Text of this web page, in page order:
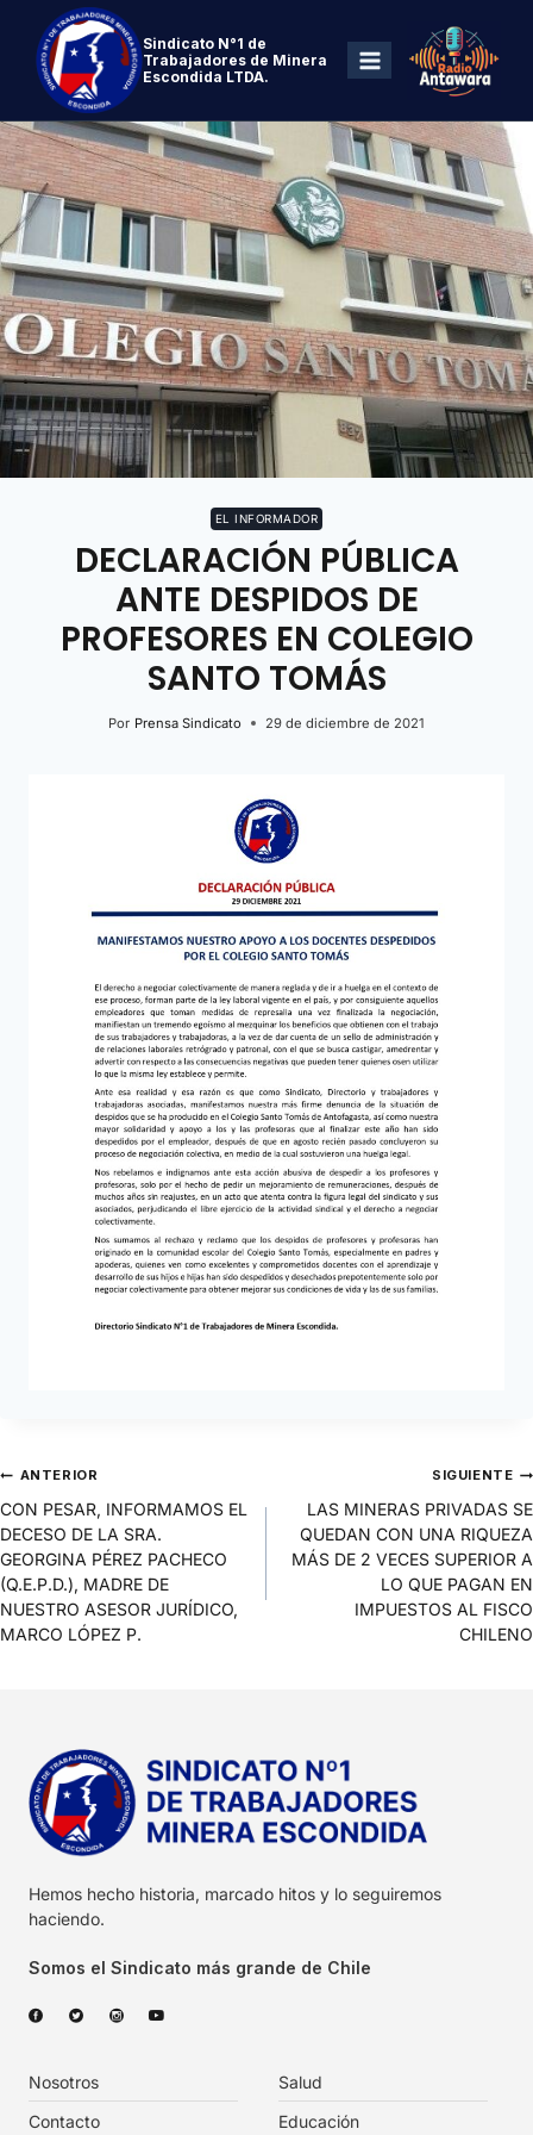
Sindicato N°1 de
Trabajadores de Minera
Escondida LTDA.
EL INFORMADOR
DECLARACIÓN PÚBLICA
ANTE DESPIDOS DE
PROFESORES EN COLEGIO
SANTO TOMÁS
Por Prensa Sindicato 29 de diciembre de 2021
ANTERIOR
CON PESAR, INFORMAMOS EL
DECESO DE LA SRA.
GEORGINA PÉREZ PACHECO
(Q.E.P.D.), MADRE DE
NUESTRO ASESOR JURÍDICO,
MARCO LÓPEZ P.
SIGUIENTE
LAS MINERAS PRIVADAS SE
QUEDAN CON UNA RIQUEZA
MÁS DE 2 VECES SUPERIOR A
LO QUE PAGAN EN
IMPUESTOS AL FISCO
CHILENO
Hemos hecho historia, marcado hitos y lo seguiremos
haciendo.
Somos el Sindicato más grande de Chile
Nosotros
Contacto
Salud
Educación